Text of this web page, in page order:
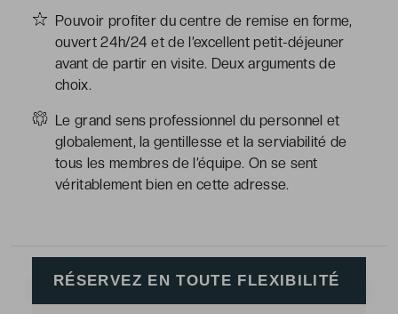
Pouvoir profiter du centre de remise en forme,
ouvert 24h/24 et de l’excellent petit-déjeuner
avant de partir en visite. Deux arguments de
choix.
Le grand sens professionnel du personnel et
globalement, la gentillesse et la serviabilité de
tous les membres de l’équipe. On se sent
véritablement bien en cette adresse.
RÉSERVEZ EN TOUTE FLEXIBILITÉ